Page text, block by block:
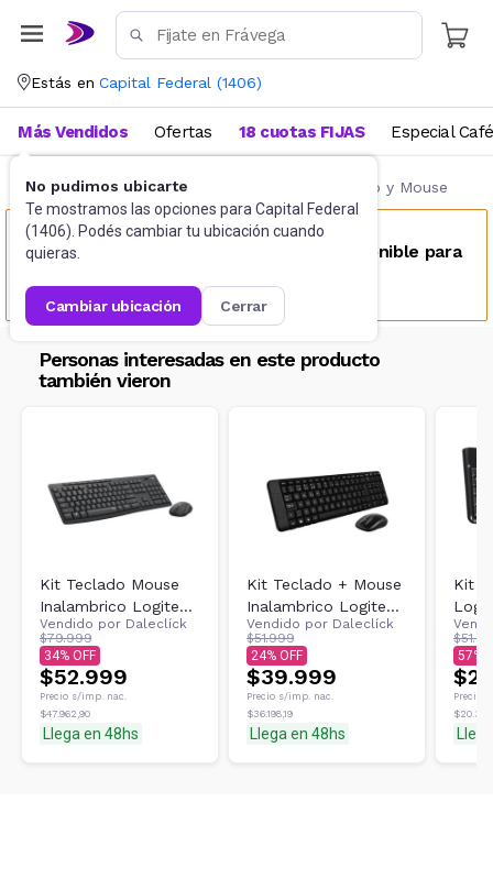
Estás en Capital Federal (1406)
No pudimos ubicarte
Te mostramos las opciones para Capital Federal
(1406). Podés cambiar tu ubicación cuando
quieras.
cambiar ubicación cerrar
Más Vendidos Ofertas 18 cuotas FIJAS Especial Café
Accesorios de Informática Combos Teclado y Mouse
Este producto no se encuentra disponible para
Personas interesadas en este producto
también vieron
Kit Teclado Mouse
Inalambrico Logitech
Mk295 Silent Oficial
Vendido por Daleclíck
$79.999
34
$52.999
Precio s/imp. nac.
$47.962,90
Llega en 48hs
Kit Teclado + Mouse
Inalambrico Logitech
Mk220 Usb Wifi Gtia
Vendido por Daleclíck
$51.999
24
$39.999
Precio s/imp. nac.
$36.198,19
Llega en 48hs
Kit
Slim
57
Precio